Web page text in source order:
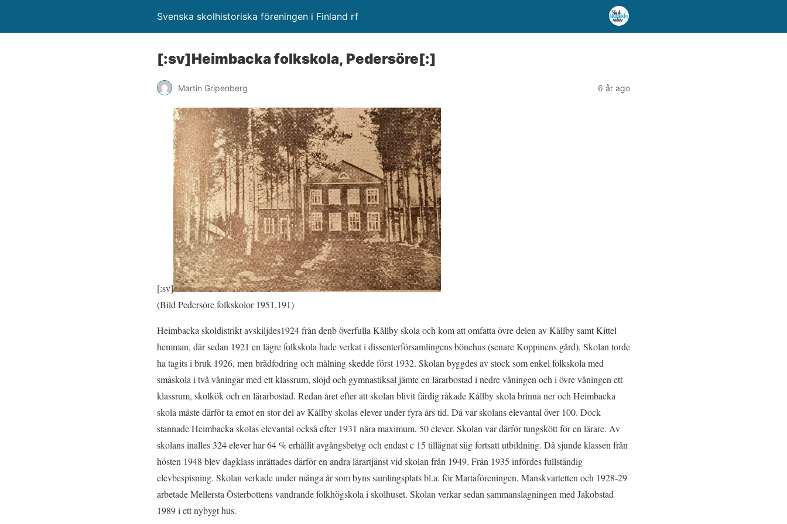
Svenska skolhistoriska föreningen i Finland rf
[:sv]Heimbacka folkskola, Pedersöre[:]
Martin Gripenberg 6 år ago
[:sv]
(Bild Pedersöre folkskolor 1951,191)
Heimbacka skoldistrikt avskiljdes1924 från denb överfulla Kållby skola och kom att omfatta övre delen av Kållby samt Kittel
hemman, där sedan 1921 en lägre folkskola hade verkat i dissenterförsamlingens bönehus (senare Koppinens gård). Skolan torde
ha tagits i bruk 1926, men brädfodring och målning skedde först 1932. Skolan byggdes av stock som enkel folkskola med
småskola i två våningar med ett klassrum, slöjd och gymnastiksal jämte en lärarbostad i nedre våningen och i övre våningen ett
klassrum, skolkök och en lärarbostad. Redan året efter att skolan blivit färdig råkade Kållby skola brinna ner och Heimbacka
skola måste därför ta emot en stor del av Kållby skolas elever under fyra års tid. Då var skolans elevantal över 100. Dock
stannade Heimbacka skolas elevantal också efter 1931 nära maximum, 50 elever. Skolan var därför tungskött för en lärare. Av
skolans inalles 324 elever har 64 % erhållit avgångsbetyg och endast c 15 tillägnat siig fortsatt utbildning. Då sjunde klassen från
hösten 1948 blev dagklass inrättades därför en andra lärartjänst vid skolan från 1949. Från 1935 infördes fullständig
elevbespisning. Skolan verkade under många år som byns samlingsplats bl.a. för Martaföreningen, Manskvartetten och 1928-29
arbetade Mellersta Österbottens vandrande folkhögskola i skolhuset. Skolan verkar sedan sammanslagningen med Jakobstad
1989 i ett nybygt hus.